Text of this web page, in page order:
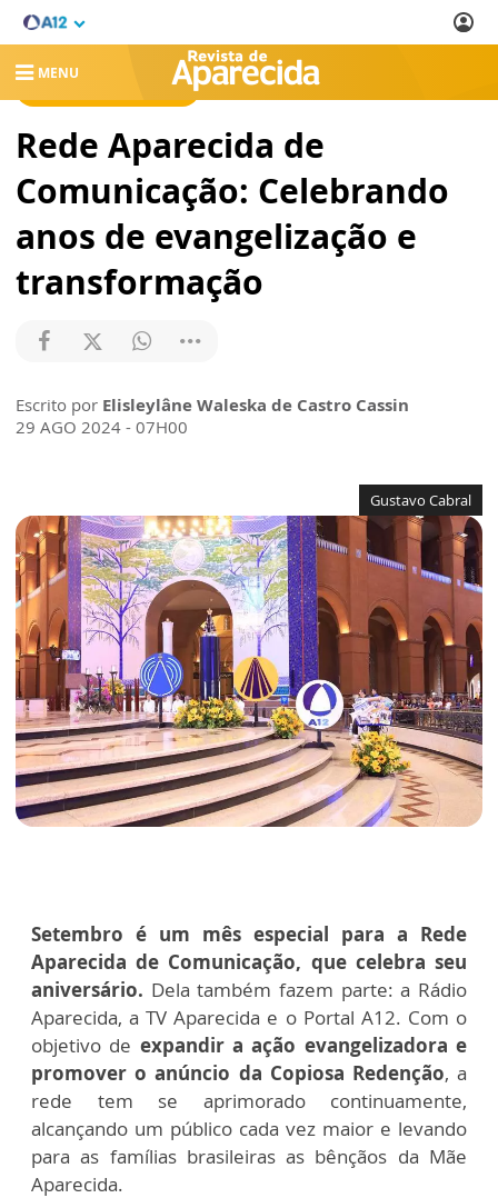
MENU
REVISTA DE APARECIDA
Rede Aparecida de
Comunicação: Celebrando
anos de evangelização e
transformação
Escrito por Elisleylâne Waleska de Castro Cassin
29 AGO 2024 - 07H00
Gustavo Cabral
Setembro é um mês especial para a Rede
Aparecida de Comunicação, que celebra seu
aniversário. Dela também fazem parte: a Rádio
Aparecida, a TV Aparecida e o Portal A12. Com o
objetivo de expandir a ação evangelizadora e
promover o anúncio da Copiosa Redenção, a
rede tem se aprimorado continuamente,
alcançando um público cada vez maior e levando
para as famílias brasileiras as bênçãos da Mãe
Aparecida.